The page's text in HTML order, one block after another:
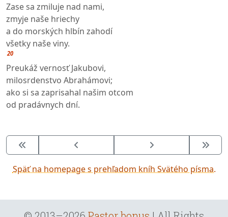
Zase sa zmiluje nad nami,
zmyje naše hriechy
a do morských hlbín zahodí
všetky naše viny.
20
Preukáž vernosť Jakubovi,
milosrdenstvo Abrahámovi;
ako si sa zaprisahal našim otcom
od pradávnych dní.
Späť na homepage s prehľadom kníh Svätého písma.